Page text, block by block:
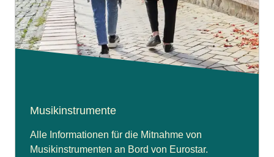
Musikinstrumente
Alle Informationen für die Mitnahme von
Musikinstrumenten an Bord von Eurostar.